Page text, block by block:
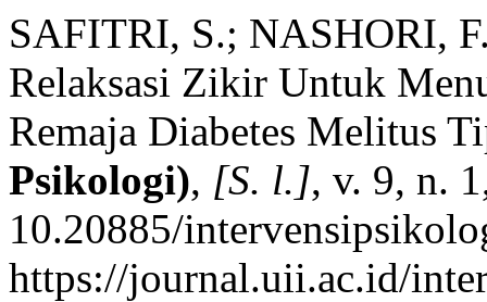
SAFITRI, S.; NASHORI,
Relaksasi Zikir Untuk
Remaja Diabetes Melitus
Psikologi), [S. l.], v. 9, n.
10.20885/
https://journal.uii.ac.id/